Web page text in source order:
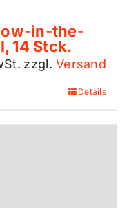
in-the-
14 Stck.
zzgl.Versand
Details